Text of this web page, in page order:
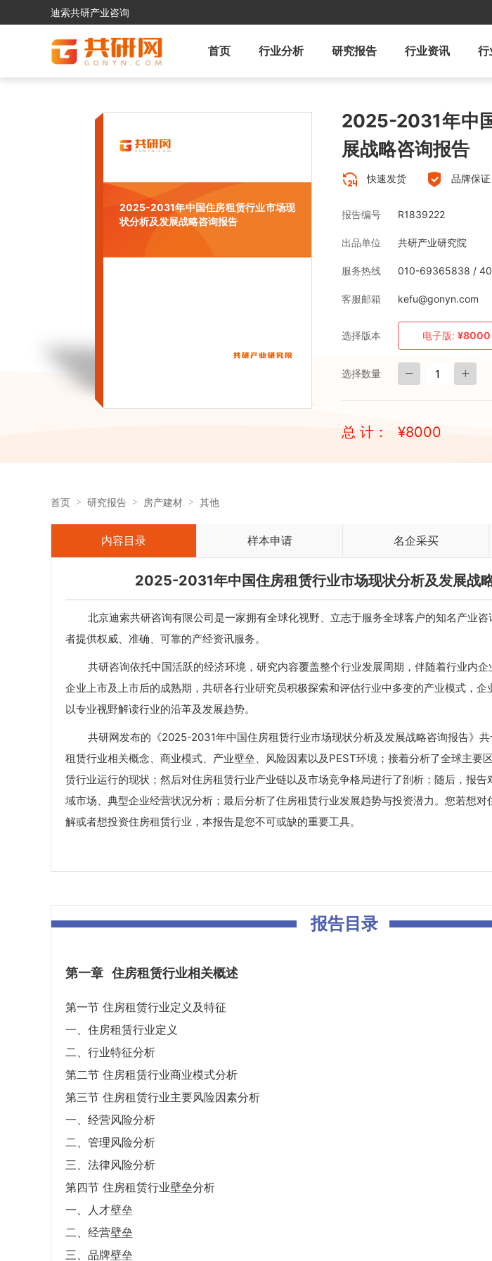
迪索共研产业咨询
首页 行业分析 研究报告 行业资讯 行
2025-2031年中国住房租赁行业市场现
状分析及发展战略咨询报告
2025-2031年中
展战略咨询报告
快速发货 品牌保证
报告编号 R1839222
出品单位 共研产业研究院
服务热线 010-69365838 /
客服邮箱 kefu@gonyn.com
选择版本 电子版: ¥8000
选择数量
总 计： ¥8000
首页 研究报告 房产建材 其他
内容目录 样本申请 名企采买
2025-2031年中国住房租赁行业市场现状分析及发展战
北京迪索共研咨询有限公司是一家拥有全球化视野、立志于服务全球客户的知名产业咨
者提供权威、准确、可靠的产经资讯服务。
共研咨询依托中国活跃的经济环境，研究内容覆盖整个行业发展周期，伴随着行业内企
企业上市及上市后的成熟期，共研各行业研究员积极探索和评估行业中多变的产业模式，企
以专业视野解读行业的沿革及发展趋势。
共研网发布的《2025-2031年中国住房租赁行业市场现状分析及发展战略咨询报告》共
租赁行业相关概念、商业模式、产业壁垒、风险因素以及PEST环境；接着分析了全球主要
赁行业运行的现状；然后对住房租赁行业产业链以及市场竞争格局进行了剖析；随后，报告
域市场、典型企业经营状况分析；最后分析了住房租赁行业发展趋势与投资潜力。您若想对
解或者想投资住房租赁行业，本报告是您不可或缺的重要工具。
报告目录
第一章 住房租赁行业相关概述
第一节 住房租赁行业定义及特征
一、住房租赁行业定义
二、行业特征分析
第二节 住房租赁行业商业模式分析
第三节 住房租赁行业主要风险因素分析
一、经营风险分析
二、管理风险分析
三、法律风险分析
第四节 住房租赁行业壁垒分析
一、人才壁垒
二、经营壁垒
三、品牌壁垒